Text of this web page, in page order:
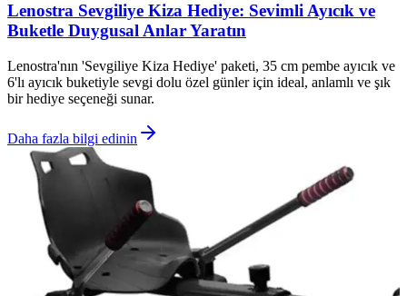
Lenostra Sevgiliye Kiza Hediye: Sevimli Ayıcık ve
Buketle Duygusal Anlar Yaratın
Lenostra'nın 'Sevgiliye Kiza Hediye' paketi, 35 cm pembe ayıcık ve
6'lı ayıcık buketiyle sevgi dolu özel günler için ideal, anlamlı ve şık
bir hediye seçeneği sunar.
Daha fazla bilgi edinin